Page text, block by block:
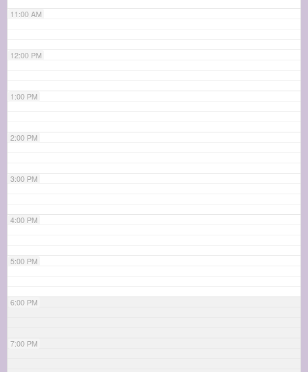
11:00 AM
12:00 PM
1:00 PM
2:00 PM
3:00 PM
4:00 PM
5:00 PM
6:00 PM
7:00 PM